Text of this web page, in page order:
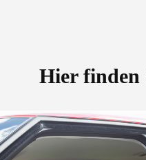
Hier finden